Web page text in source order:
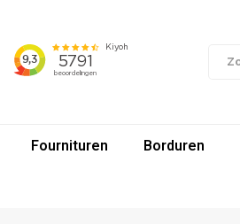
Fournituren Borduren